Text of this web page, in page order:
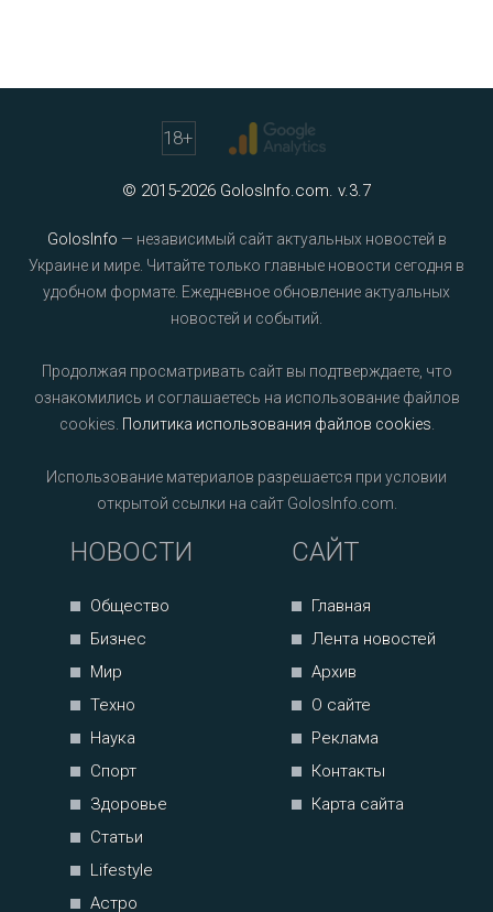
18+
© 2015-2026 GolosInfo.com. v.3.7
GolosInfo — независимый сайт актуальных новостей в
Украине и мире. Читайте только главные новости сегодня в
удобном формате. Ежедневное обновление актуальных
новостей и событий.
Продолжая просматривать сайт вы подтверждаете, что
ознакомились и соглашаетесь на использование файлов
cookies. Политика использования файлов cookies
Использование материалов разрешается при условии
открытой ссылки на сайт GolosInfo.com.
НОВОСТИ
Общество
Бизнес
Мир
Техно
Наука
Спорт
Здоровье
Статьи
Lifestyle
Астро
САЙТ
Главная
Лента новостей
Архив
О сайте
Реклама
Контакты
Карта сайта